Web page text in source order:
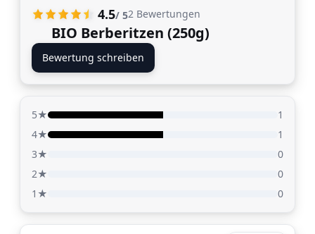
4.5/ 52 Bewertungen
BIO Berberitzen (250g)
Bewertung schreiben
5★
1
4★
1
3★
0
2★
0
1★
0